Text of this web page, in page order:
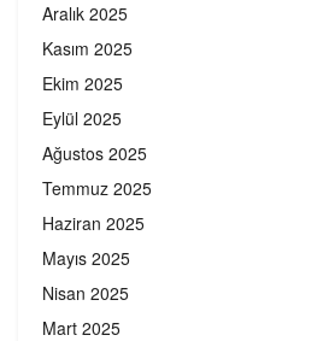
Aralık 2025
Kasım 2025
Ekim 2025
Eylül 2025
Ağustos 2025
Temmuz 2025
Haziran 2025
Mayıs 2025
Nisan 2025
Mart 2025